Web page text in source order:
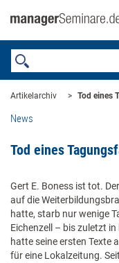
Artikelarchiv Tod eines
News
Tod eines
Gert E. Boness ist tot.
auf die
hatte, starb nur wenige
Eichenzell – bis zuletzt
hatte seine ersten Texte
für eine Lokalzeitung.